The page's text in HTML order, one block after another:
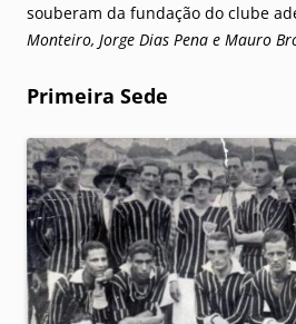
souberam da fundação do clube
Monteiro, Jorge Dias Pena e Mauro
Primeira Sede